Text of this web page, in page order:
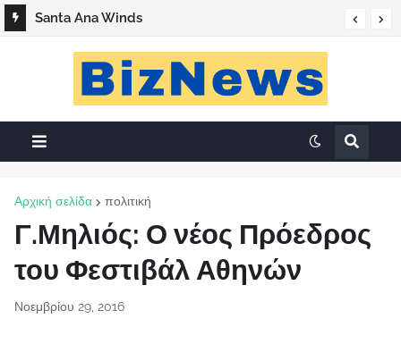
Santa Ana Winds
Αρχική σελίδα πολιτική
Γ.Μηλιός: Ο νέος Πρόεδρος
του Φεστιβάλ Αθηνών
Νοεμβρίου 29, 2016